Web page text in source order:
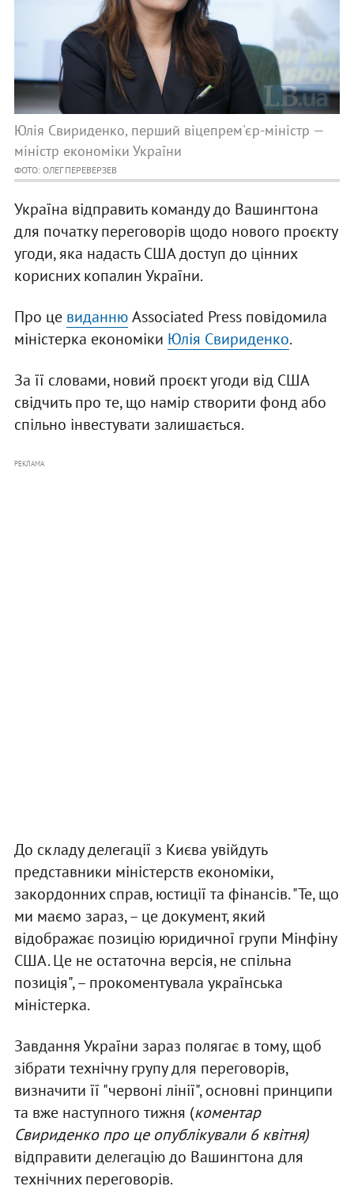
Юлія Свириденко, перший віцепрем'єр-міністр —
міністр економіки України
ФОТО: ОЛЕГ ПЕРЕВЕРЗЕВ
Україна відправить команду до Вашингтона
для початку переговорів щодо нового проєкту
угоди, яка надасть США доступ до цінних
корисних копалин України.
Про це виданнюAssociated Press повідомила
міністерка економіки Юлія Свириденко.
За її словами, новий проєкт угоди від США
свідчить про те, що намір створити фонд або
спільно інвестувати залишається.
РЕКЛАМА
До складу делегації з Києва увійдуть
представники міністерств економіки,
закордонних справ, юстиції та фінансів. "Те, що
ми маємо зараз, – це документ, який
відображає позицію юридичної групи Мінфіну
США. Це не остаточна версія, не спільна
позиція", – прокоментувала українська
міністерка.
Завдання України зараз полягає в тому, щоб
зібрати технічну групу для переговорів,
визначити її "червоні лінії", основні принципи
та вже наступного тижня (коментар
Свириденко про це опублікували 6 квітня)
відправити делегацію до Вашингтона для
технічних переговорів.